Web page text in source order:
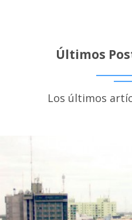
Últimos
Los últimos